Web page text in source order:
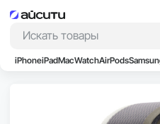
iPhoneiPadMacWatchAirPods